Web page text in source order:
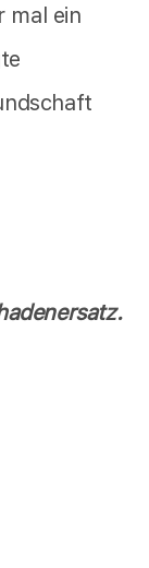
mal ein